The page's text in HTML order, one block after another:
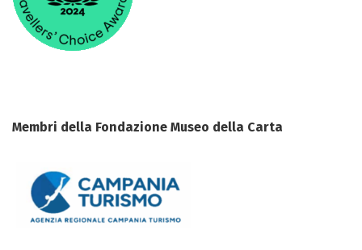
Membri della Fondazione Museo della Carta